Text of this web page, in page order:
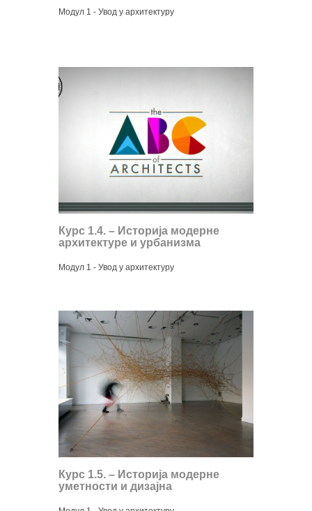
Модул 1 - Увод у архитектуру
Курс 1.4. – Историја модерне
архитектуре и урбанизма
Модул 1 - Увод у архитектуру
Курс 1.5. – Историја модерне
уметности и дизајна